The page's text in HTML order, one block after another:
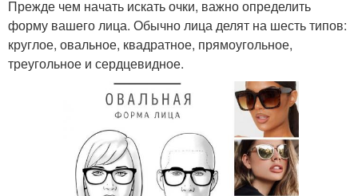
Прежде чем начать искать очки, важно определить
форму вашего лица. Обычно лица делят на шесть типов:
круглое, овальное, квадратное, прямоугольное,
треугольное и сердцевидное.